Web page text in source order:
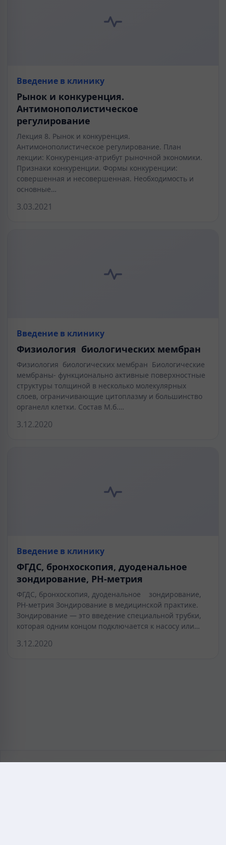
Введение в клинику
Рынок и конкуренция.
Антимонополистическое
регулирование
Лекция 8. Рынок и конкуренция.
Антимонополистическое регулирование. План
лекции: Конкуренция-атрибут рыночной экономики.
Признаки конкуренции. Формы конкуренции:
совершенная и несовершенная. Необходимость и
основные…
3.03.2021
Введение в клинику
Физиология биологических мембран
Физиология биологических мембран Биологические
мембраны- функционально активные поверхностные
структуры толщиной в несколько молекулярных
слоев, ограничивающие цитоплазму и большинство
органелл клетки. Состав М.б.…
3.12.2020
Введение в клинику
ФГДС, бронхоскопия, дуоденальное
зондирование, РН-метрия
ФГДС, бронхоскопия, дуоденальное зондирование,
РН-метрия Зондирование в медицинской практике.
Зондирование — это введение специальной трубки,
которая одним концом подключается к насосу или…
3.12.2020
KAZMEDIC.ORG